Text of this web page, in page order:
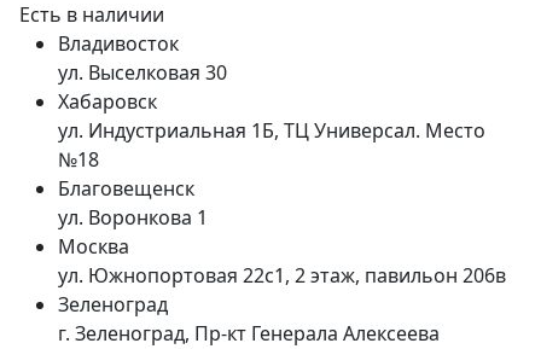
Есть в наличии
Владивосток
ул. Выселковая 30
Хабаровск
ул. Индустриальная 1Б, ТЦ Универсал. Место
№18
Благовещенск
ул. Воронкова 1
Москва
ул. Южнопортовая 22с1, 2 этаж, павильон 206в
Зеленоград
г. Зеленоград, Пр-кт Генерала Алексеева